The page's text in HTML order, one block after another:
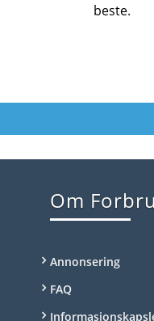
beste.
Om
Annonsering
FAQ